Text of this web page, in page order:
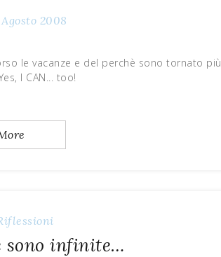
2008
le vacanze e del perchè sono tornato più
I CAN... too!
sono infinite…